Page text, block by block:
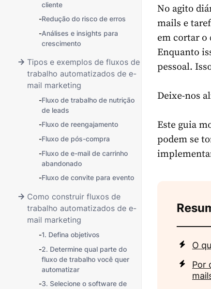
cliente
-Redução do risco de erros
-Análises e insights para
crescimento
Tipos e exemplos de fluxos de
trabalho automatizados de e-
mail marketing
-Fluxo de trabalho de nutrição
de leads
-Fluxo de reengajamento
-Fluxo de pós-compra
-Fluxo de e-mail de carrinho
abandonado
-Fluxo de convite para evento
Como construir fluxos de
trabalho automatizados de e-
mail marketing
-1. Defina objetivos
-2. Determine qual parte do
fluxo de trabalho você quer
automatizar
-3. Selecione o software de
No agito
mails e
em cortar o
Enquanto
pessoal.
Deixe-nos
Este guia
podem se
O
Por